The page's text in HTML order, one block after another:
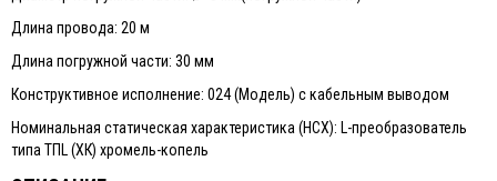
Длина провода: 20 м
Длина погружной части: 30 мм
Конструктивное исполнение: 024 (Модель) с кабельным выводом
Номинальная статическая характеристика (НСХ): L-преобразователь
типа ТПL (ХК) хромель-копель